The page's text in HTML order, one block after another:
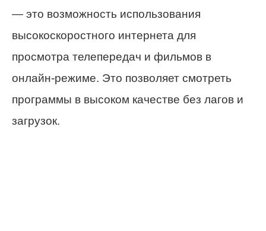
— это возможность использования
высокоскоростного интернета для
просмотра телепередач и фильмов в
онлайн-режиме. Это позволяет смотреть
программы в высоком качестве без лагов и
загрузок.